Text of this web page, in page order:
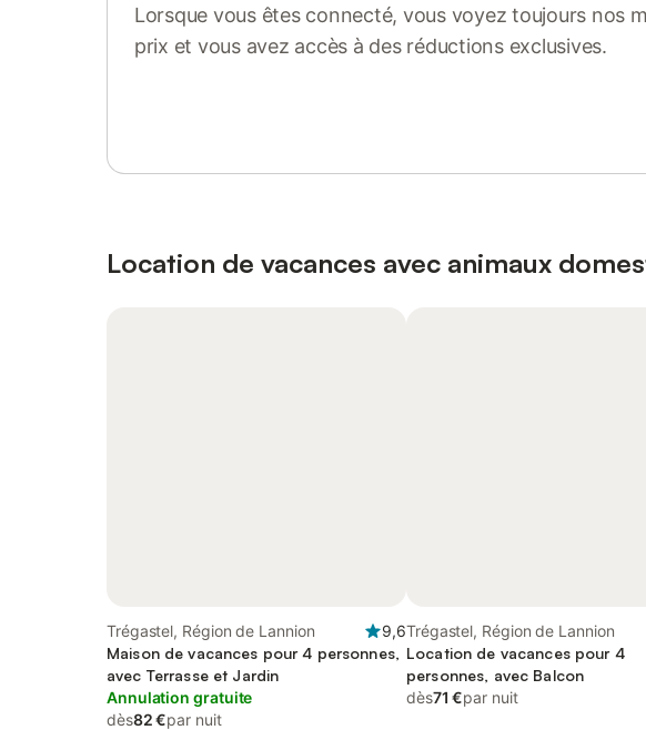
Lorsque vous êtes connecté, vous voyez toujours nos
prix et vous avez accès à des réductions exclusives.
Location de vacances avec animaux
Trégastel, Région de Lannion
9,6
Maison de vacances pour 4 personnes,
avec Terrasse et Jardin
Annulation gratuite
dès82 €par nuit
Trégastel, Région de Lannion
Location de vacances pour 4
personnes, avec Balcon
dès71 €par nuit